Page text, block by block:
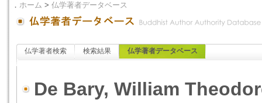
． ホーム > 仏学著者データベース
仏学著者検索 検索結果 仏学著者データベース
De Bary, William